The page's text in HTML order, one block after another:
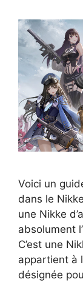
Voici un
dans le
une Nikke
absolument
C’est une
appartient à
désignée